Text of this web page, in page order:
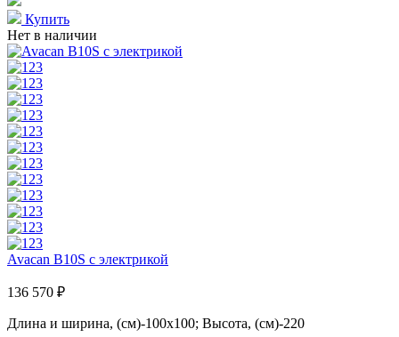
Купить
Нет в наличии
Avacan B10S с электрикой
136 570 ₽
Длина и ширина, (см)-100x100; Высота, (см)-220